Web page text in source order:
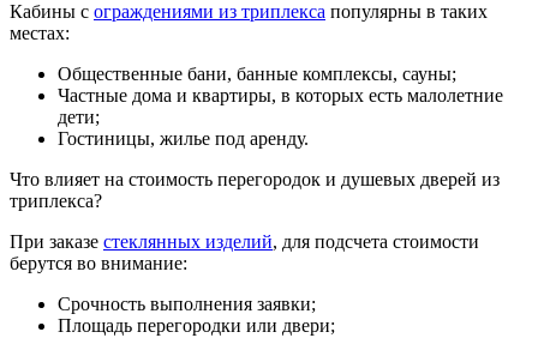
Кабины с ограждениями из триплекса популярны в таких
местах:
Общественные бани, банные комплексы, сауны;
Частные дома и квартиры, в которых есть малолетние
дети;
Гостиницы, жилье под аренду.
Что влияет на стоимость перегородок и душевых дверей из
триплекса?
При заказе стеклянных изделий, для подсчета стоимости
берутся во внимание:
Срочность выполнения заявки;
Площадь перегородки или двери;